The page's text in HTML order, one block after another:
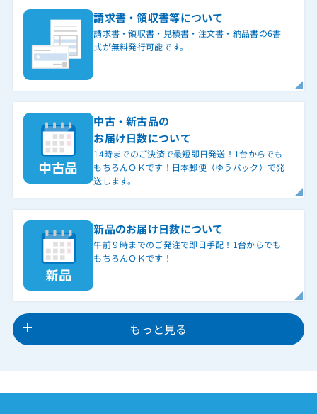
請求書・領収書等について
請求書・領収書・見積書・注文書・納品書の6書
式が無料発行可能です。
中古・新古品の
お届け日数について
14時までのご決済で最短即日発送！1台からでも
もちろんＯＫです！日本郵便（ゆうパック）で発
送します。
新品のお届け日数について
午前９時までのご発注で即日手配！1台からでも
もちろんＯＫです！
もっと見る